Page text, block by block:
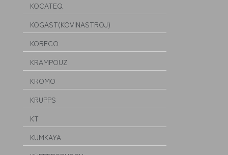
KOCATEQ
KOGAST(KOVINASTROJ)
KORECO
KRAMPOUZ
KROMO
KRUPPS
KT
KUMKAYA